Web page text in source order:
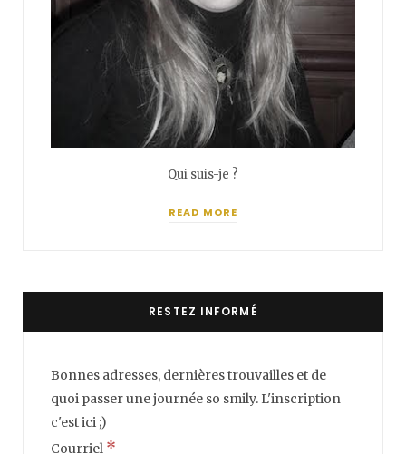
Qui suis-je ?
READ MORE
RESTEZ INFORMÉ
Bonnes adresses, dernières trouvailles et de
quoi passer une journée so smily. L'inscription
c'est ici ;)
Courriel *